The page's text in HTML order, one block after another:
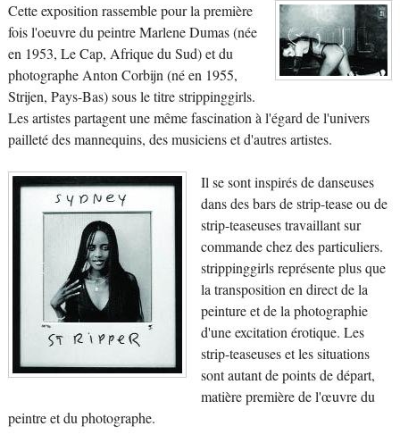
Cette exposition rassemble pour la première
fois l'oeuvre du peintre Marlene Dumas (née
en 1953, Le Cap, Afrique du Sud) et du
photographe Anton Corbijn (né en 1955,
Strijen, Pays-Bas) sous le titre strippinggirls.
Les artistes partagent une même fascination à l'égard de l'univers
pailleté des mannequins, des musiciens et d'autres artistes.
Il se sont inspirés de danseuses
dans des bars de strip-tease ou de
strip-teaseuses travaillant sur
commande chez des particuliers.
strippinggirls représente plus que
la transposition en direct de la
peinture et de la photographie
d'une excitation érotique. Les
strip-teaseuses et les situations
sont autant de points de départ,
matière première de l'œuvre du
peintre et du photographe.